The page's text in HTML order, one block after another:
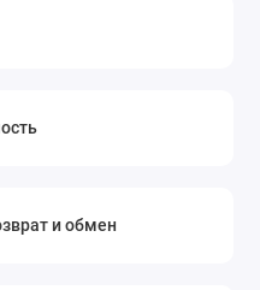
и обмен